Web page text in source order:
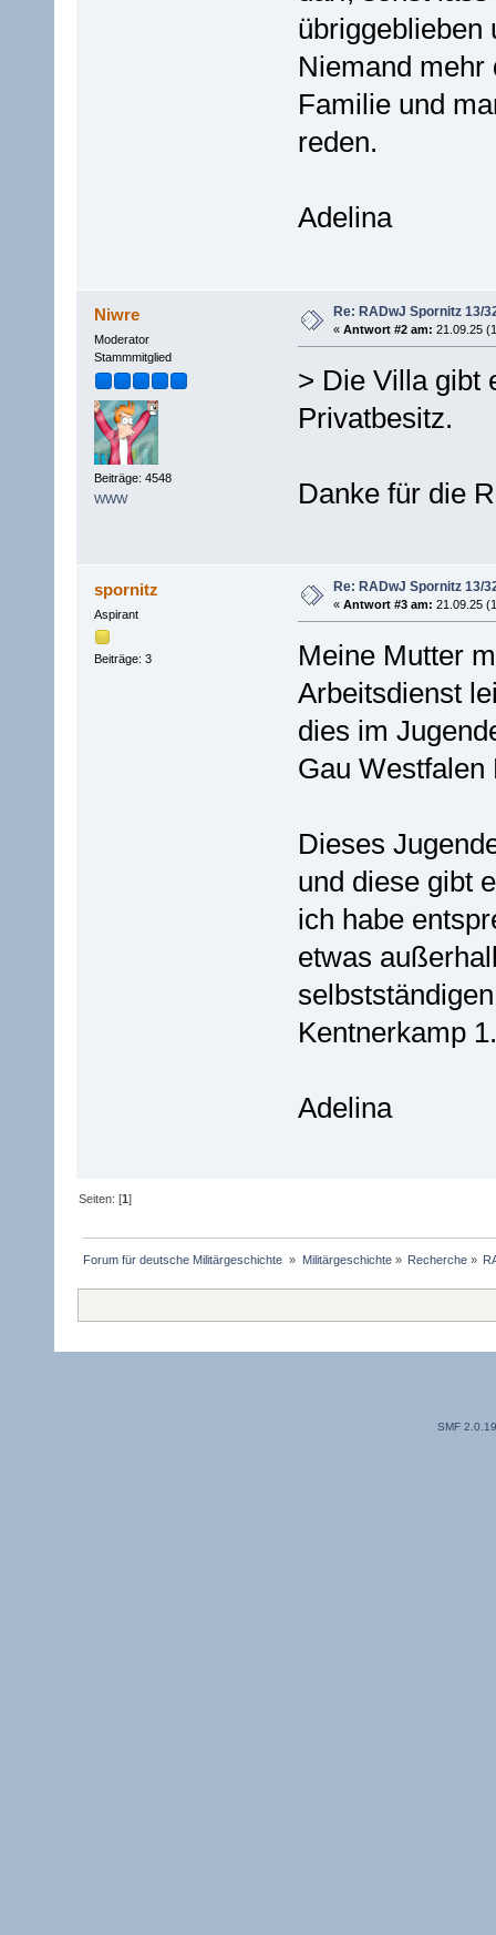
übriggeblieben
Niemand mehr
Familie und
reden.
Adelina
Niwre
Moderator
Stammmitglied
Beiträge: 4548
WWW
Re: RADwJ Spornitz 13/
« Antwort #2 am: 21.09.25
> Die Villa gibt
Privatbesitz.
Danke für die
spornitz
Aspirant
Beiträge: 3
Re: RADwJ Spornitz 13/
« Antwort #3 am: 21.09.25
Meine Mutter
Arbeitsdienst
dies im
Gau Westfalen
Dieses
und diese gibt
ich habe
etwas
Kentnerkamp 1.
Adelina
Seiten: [1]
Forum für deutsche Militärgeschichte » Militärgeschichte» Recherche»
SMF 2.0.19